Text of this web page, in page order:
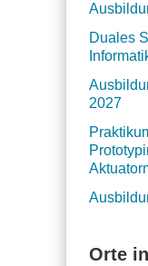
Duales
2027
Orte